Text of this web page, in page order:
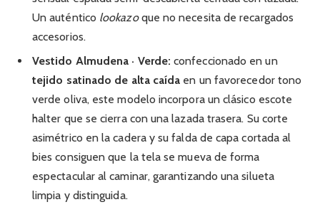
Un auténtico lookazoque no necesita de recargados
accesorios.
Vestido Almudena · Verde: confeccionado en un
tejido satinado de alta caída en un favorecedor tono
verde oliva, este modelo incorpora un clásico escote
halter que se cierra con una lazada trasera. Su corte
asimétrico en la cadera y su falda de capa cortada al
bies consiguen que la tela se mueva de forma
espectacular al caminar, garantizando una silueta
limpia y distinguida.